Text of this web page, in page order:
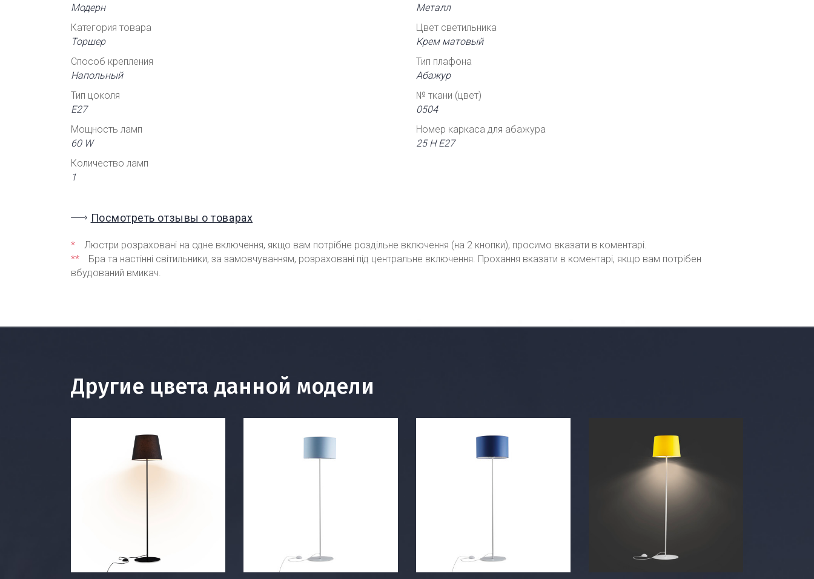
Модерн
Категория товара
Торшер
Способ крепления
Напольный
Тип цоколя
Е27
Мощность ламп
60 W
Количество ламп
1
Металл
Цвет светильника
Крем матовый
Тип плафона
Абажур
№ ткани (цвет)
0504
Номер каркаса для абажура
25 Н Е27
Посмотреть отзывы о товарах
*
Люстри розраховані на одне включення, якщо вам потрібне роздільне включення (на 2 кнопки), просимо вказати в коментарі.
**
Бра та настінні світильники, за замовчуванням, розраховані під центральне включення. Прохання вказати в коментарі, якщо вам потрібен
вбудований вмикач.
Другие цвета данной модели